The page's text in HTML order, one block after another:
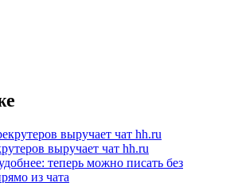
выручает чат hh.ru